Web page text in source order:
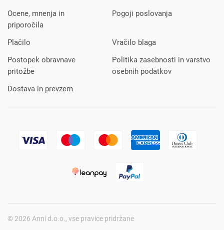
Ocene, mnenja in
priporočila
Pogoji poslovanja
Plačilo
Vračilo blaga
Postopek obravnave
pritožbe
Politika zasebnosti in varstvo
osebnih podatkov
Dostava in prevzem
© 2026 Anni d.o.o., vse pravice pridržane